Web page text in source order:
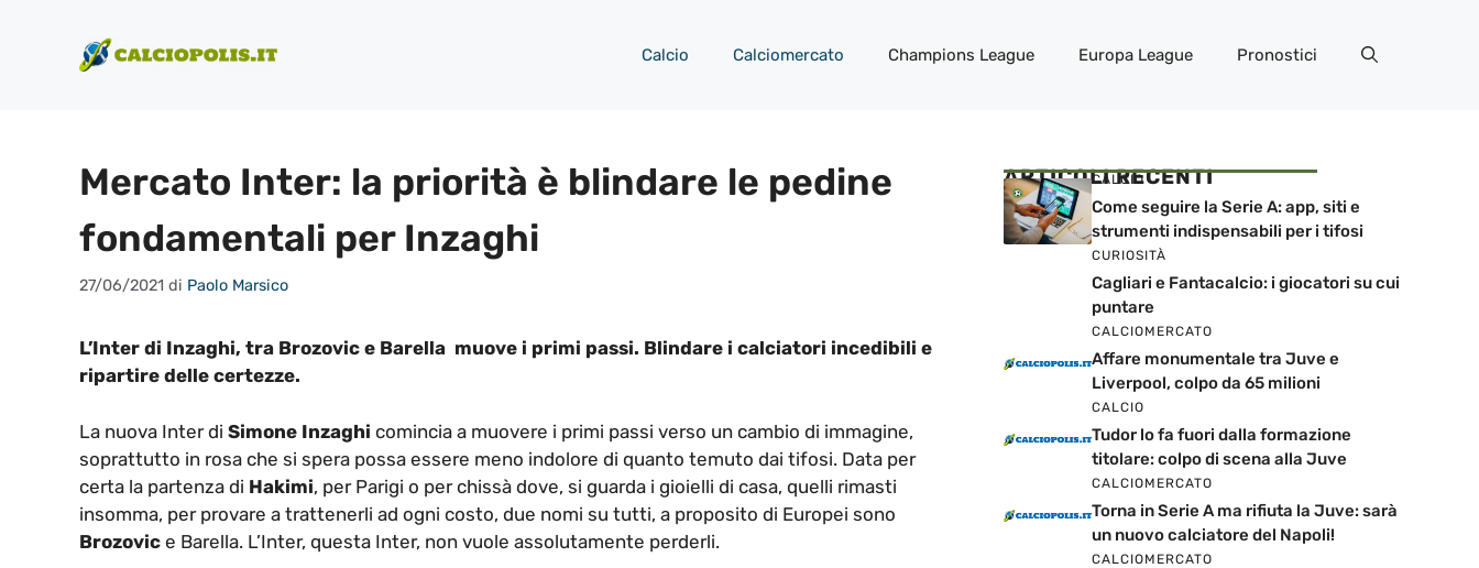
contenuto
Calcio Calciomercato Champions League Europa League Pronostici
Mercato Inter: la priorità è blindare le pedine
fondamentali per Inzaghi
27/06/2021 di Paolo Marsico
L’Inter di Inzaghi, tra Brozovic e Barella muove i primi passi. Blindare i calciatori incedibili e
ripartire delle certezze.
La nuova Inter di Simone Inzaghi comincia a muovere i primi passi verso un cambio di immagine,
soprattutto in rosa che si spera possa essere meno indolore di quanto temuto dai tifosi. Data per
certa la partenza di Hakimi, per Parigi o per chissà dove, si guarda i gioielli di casa, quelli rimasti
insomma, per provare a trattenerli ad ogni costo, due nomi su tutti, a proposito di Europei sono
Brozovic e Barella. L’Inter, questa Inter, non vuole assolutamente perderli.
ARTICOLI RECENTI
CALCIO
Come seguire la Serie A: app, siti e
strumenti indispensabili per i tifosi
CURIOSITÀ
Cagliari e Fantacalcio: i giocatori su cui
puntare
CALCIOMERCATO
Affare monumentale tra Juve e
Liverpool, colpo da 65 milioni
CALCIO
Tudor lo fa fuori dalla formazione
titolare: colpo di scena alla Juve
CALCIOMERCATO
Torna in Serie A ma rifiuta la Juve: sarà
un nuovo calciatore del Napoli!
CALCIOMERCATO